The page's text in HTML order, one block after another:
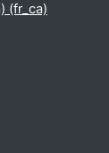
‎(fr_ca)‎